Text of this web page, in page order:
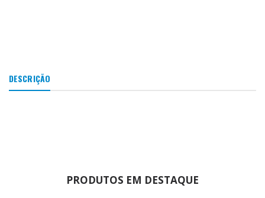
DESCRIÇÃO
PRODUTOS EM DESTAQUE